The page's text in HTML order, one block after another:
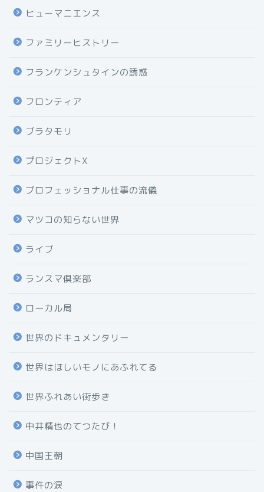
ヒューマニエンス
ファミリーヒストリー
フランケンシュタインの誘惑
フロンティア
ブラタモリ
プロジェクトX
プロフェッショナル仕事の流儀
マツコの知らない世界
ライブ
ランスマ倶楽部
ローカル局
世界のドキュメンタリー
世界はほしいモノにあふれてる
世界ふれあい街歩き
中井精也のてつたび！
中国王朝
事件の涙